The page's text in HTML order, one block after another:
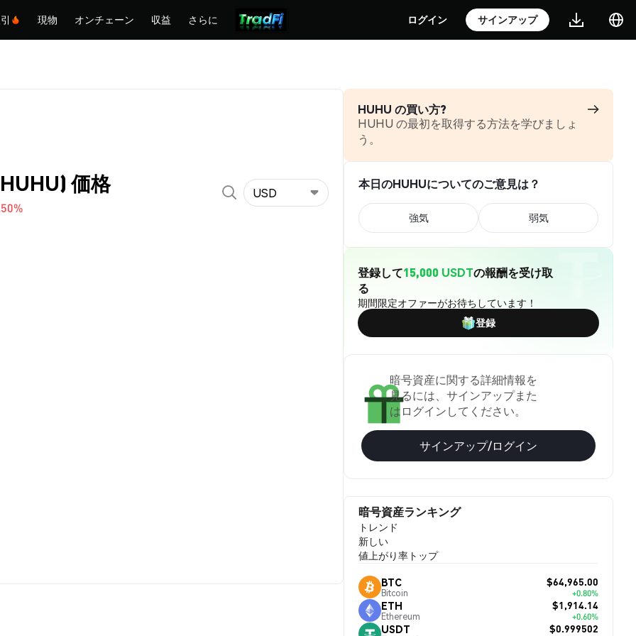
現物 オンチェーン 収益 さらに ログイン サインアップ
価格 USD
HUHU の買い方?
HUHU の最初を取得する方法を学びましょ
う。
本日のHUHUについてのご意見は？
強気 弱気
登録して15,000 USDTの報酬を受け取
る
期間限定オファーがお待ちしています！
登録
暗号資産に関する詳細情報を
見るには、サインアップまた
はログインしてください。
サインアップ/ログイン
暗号資産ランキング
トレンド
新しい
値上がり率トップ
BTC
Bitcoin
$64,965.00
+0.80%
ETH
Ethereum
$1,914.14
+0.60%
USDT $0.999502